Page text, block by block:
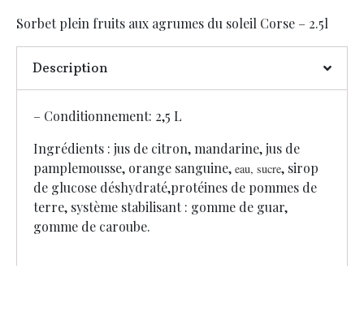
Sorbet plein fruits aux agrumes du soleil Corse – 2.5l
Description
– Conditionnement: 2,5 L
Ingrédients : jus de citron, mandarine, jus de
pamplemousse, orange sanguine, eau, sucre, sirop
de glucose déshydraté,protéines de pommes de
terre, système stabilisant : gomme de guar,
gomme de caroube.